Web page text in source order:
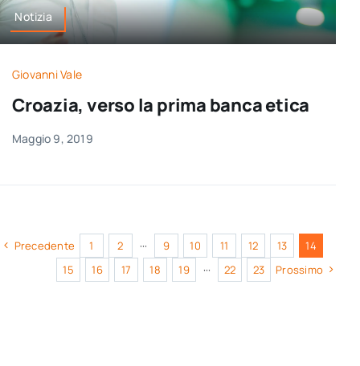
Notizia
Giovanni Vale
Croazia, verso la prima banca etica
Maggio 9, 2019
Precedente 1 2 ··· 9 10 11 12 13
14
15
16 17 18 19 ··· 22 23 Prossimo